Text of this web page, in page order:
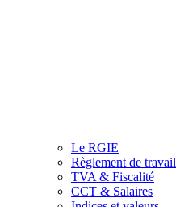
Le RGIE
Règlement de travail
TVA & Fiscalité
CCT & Salaires